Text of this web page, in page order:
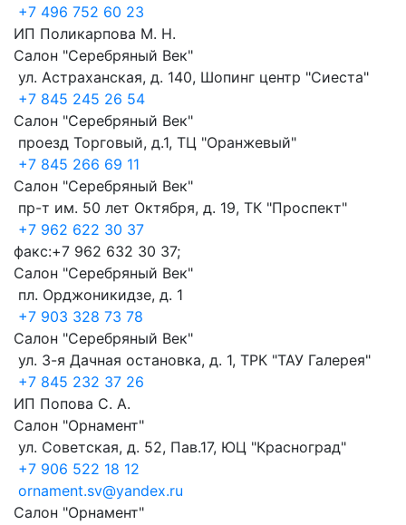
+7 496 752 60 23
ИП Поликарпова М. Н.
Салон "Серебряный Век"
ул. Астраханская, д. 140, Шопинг центр "Сиеста"
+7 845 245 26 54
Салон "Серебряный Век"
проезд Торговый, д.1, ТЦ "Оранжевый"
+7 845 266 69 11
Салон "Серебряный Век"
пр-т им. 50 лет Октября, д. 19, ТК "Проспект"
+7 962 622 30 37
факс:+7 962 632 30 37;
Салон "Серебряный Век"
пл. Орджоникидзе, д. 1
+7 903 328 73 78
Салон "Серебряный Век"
ул. 3-я Дачная остановка, д. 1, ТРК "ТАУ Галерея"
+7 845 232 37 26
ИП Попова С. А.
Салон "Орнамент"
ул. Советская, д. 52, Пав.17, ЮЦ "Красноград"
+7 906 522 18 12
ornament.sv@yandex.ru
Салон "Орнамент"